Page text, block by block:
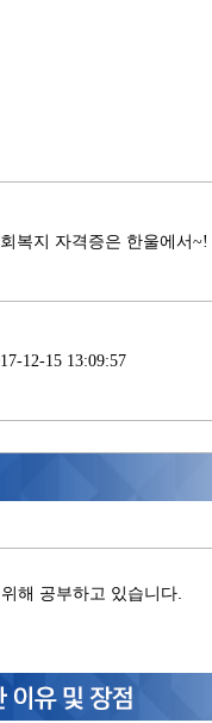
복지 자격증은 한울에서~!
12-15 13:09:57
해 공부하고 있습니다.